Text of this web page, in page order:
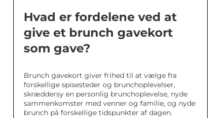
Hvad er fordelene ved at
give et brunch gavekort
som gave?
Brunch gavekort giver frihed til at vælge fra
forskellige spisesteder og brunchoplevelser,
skræddersy en personlig brunchoplevelse, nyde
sammenkomster med venner og familie, og nyde
brunch på forskellige tidspunkter af dagen.